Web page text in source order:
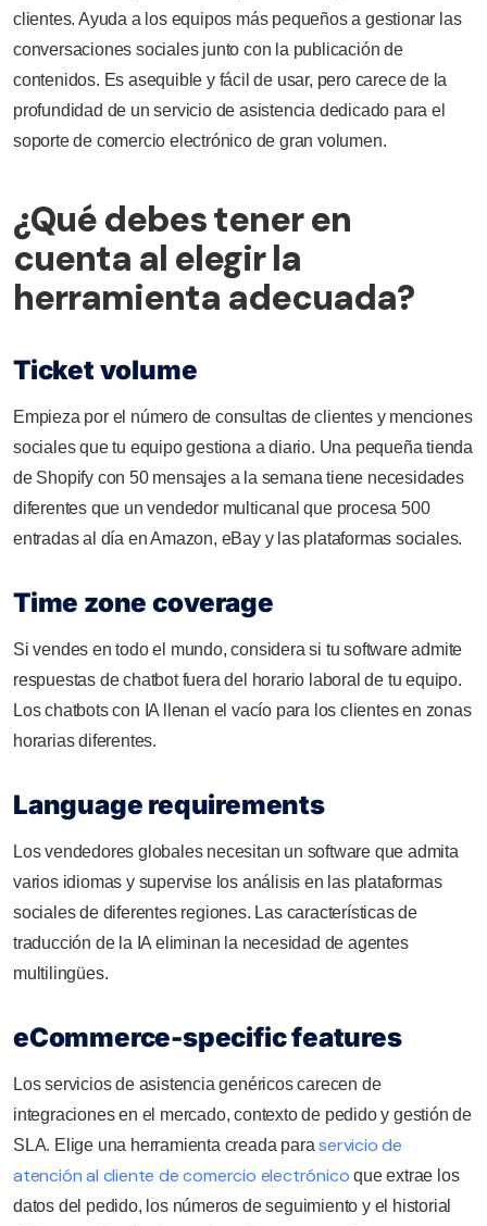
clientes. Ayuda a los equipos más pequeños a gestionar las
conversaciones sociales junto con la publicación de
contenidos. Es asequible y fácil de usar, pero carece de la
profundidad de un servicio de asistencia dedicado para el
soporte de comercio electrónico de gran volumen.
¿Qué debes tener en
cuenta al elegir la
herramienta adecuada?
Ticket volume
Empieza por el número de consultas de clientes y menciones
sociales que tu equipo gestiona a diario. Una pequeña tienda
de Shopify con 50 mensajes a la semana tiene necesidades
diferentes que un vendedor multicanal que procesa 500
entradas al día en Amazon, eBay y las plataformas sociales.
Time zone coverage
Si vendes en todo el mundo, considera si tu software admite
respuestas de chatbot fuera del horario laboral de tu equipo.
Los chatbots con IA llenan el vacío para los clientes en zonas
horarias diferentes.
Language requirements
Los vendedores globales necesitan un software que admita
varios idiomas y supervise los análisis en las plataformas
sociales de diferentes regiones. Las características de
traducción de la IA eliminan la necesidad de agentes
multilingües.
eCommerce-specific features
Los servicios de asistencia genéricos carecen de
integraciones en el mercado, contexto de pedido y gestión de
SLA. Elige una herramienta creada paraservicio de
atención al cliente de comercio electrónico que extrae los
datos del pedido, los números de seguimiento y el historial